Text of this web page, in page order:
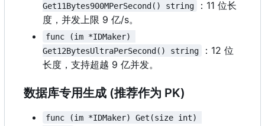
Get11Bytes900MPerSecond() string
： 11 位长
度，并发上限 9 亿/s。
func (im *IDMaker)
Get12BytesUltraPerSecond() string
： 12 位
长度，支持超越 9 亿并发。
数据库专用生成 (推荐作为 PK)
func (im *IDMaker) Get(size int)